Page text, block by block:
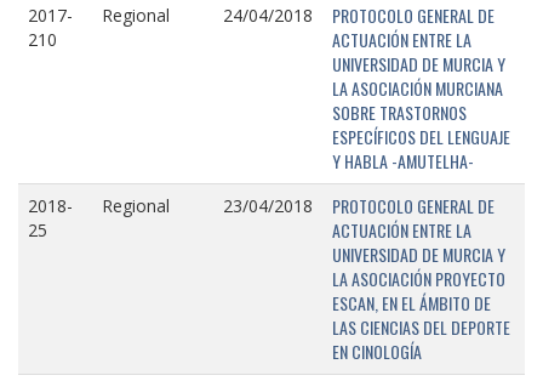
2017-
210
Regional 24/04/2018
PROTOCOLO GENERAL DE
ACTUACIÓN ENTRE LA
UNIVERSIDAD DE MURCIA Y
LA ASOCIACIÓN MURCIANA
SOBRE TRASTORNOS
ESPECÍFICOS DEL LENGUAJE
Y HABLA -AMUTELHA-
2018-
25
Regional 23/04/2018
PROTOCOLO GENERAL DE
ACTUACIÓN ENTRE LA
UNIVERSIDAD DE MURCIA Y
LA ASOCIACIÓN PROYECTO
ESCAN, EN EL ÁMBITO DE
LAS CIENCIAS DEL DEPORTE
EN CINOLOGÍA